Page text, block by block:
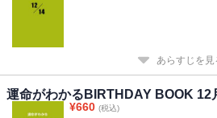
あらすじを見
運命がわかるBIRTHDAY BOOK 12
¥660 (税込)